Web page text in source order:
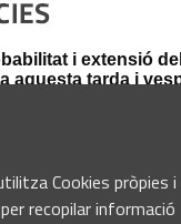
Cookies pròpies i
recopilar informació
i extensió
aquesta tarda i
i Guàrdia Civil
una altra
per una nova